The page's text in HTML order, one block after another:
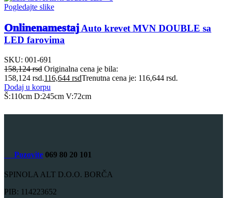
Pogledajte slike
Onlinenamestaj Auto krevet MVN DOUBLE sa
LED farovima
SKU: 001-691
158,124rsd Originalna cena je bila:
158,124 rsd.116,644 rsdTrenutna cena je: 116,644 rsd.
Dodaj u korpu
Š:110cm D:245cm V:72cm
Pozovite 069 80 20 101
SPINOLA ALT D.O.O. BORČA
PIB: 114223652